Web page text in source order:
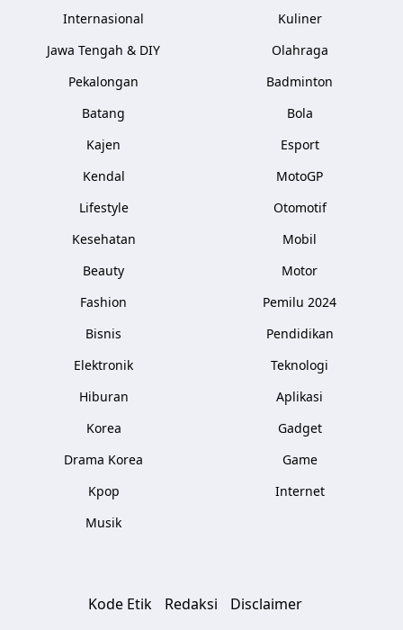
Internasional
Jawa Tengah & DIY
Pekalongan
Batang
Kajen
Kendal
Lifestyle
Kesehatan
Beauty
Fashion
Bisnis
Elektronik
Hiburan
Korea
Drama Korea
Kpop
Musik
Kuliner
Olahraga
Badminton
Bola
Esport
MotoGP
Otomotif
Mobil
Motor
Pemilu 2024
Pendidikan
Teknologi
Aplikasi
Gadget
Game
Internet
Kode Etik Redaksi
Disclaimer